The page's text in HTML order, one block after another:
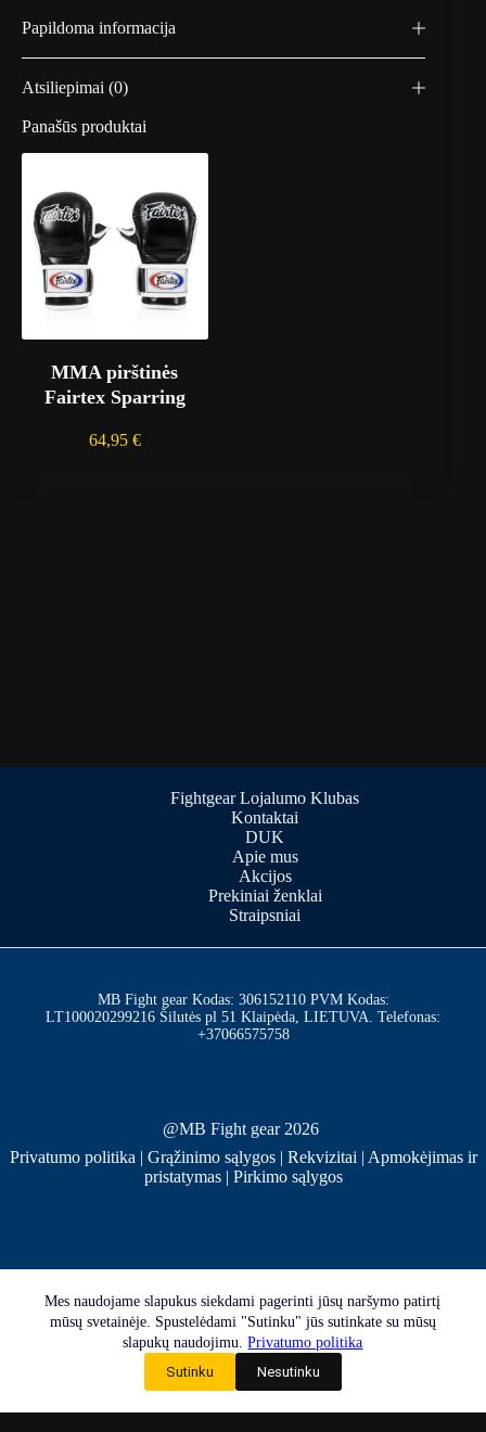
Mes naudojame slapukus siekdami pagerinti jūsų naršymo patirtį
mūsų svetainėje. Spustelėdami "Sutinku" jūs sutinkate su mūsų
slapukų naudojimu.Privatumo politika
Sutinku
Nesutinku
o
Papildoma informacija
Atsiliepimai (0)
Panašūs produktai
MMA pirštinės
Fairtex Sparring
64,95 €
Fightgear Lojalumo Klubas
Kontaktai
DUK
Apie mus
Akcijos
Prekiniai ženklai
Straipsniai
MB Fight gear Kodas: 306152110 PVM Kodas:
LT100020299216 Šilutės pl 51 Klaipėda, LIETUVA. Telefonas:
+37066575758
@MB Fight gear 2026
Privatumo politika | Grąžinimo sąlygos | Rekvizitai | Apmokėjimas ir
pristatymas| Pirkimo sąlygos